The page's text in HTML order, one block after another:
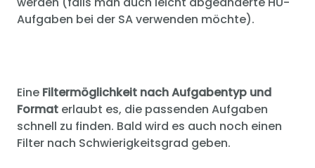
Aufgaben bei der SA verwenden möchte).
Eine Filtermöglichkeit nach Aufgabentyp und
Format erlaubt es, die passenden Aufgaben
schnell zu finden. Bald wird es auch noch einen
Filter nach Schwierigkeitsgrad geben.